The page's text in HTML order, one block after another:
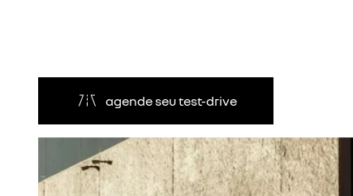
agende seu test-drive